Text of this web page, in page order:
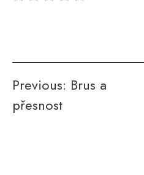
Navigace
pro
Previous: Brus a
přesnost